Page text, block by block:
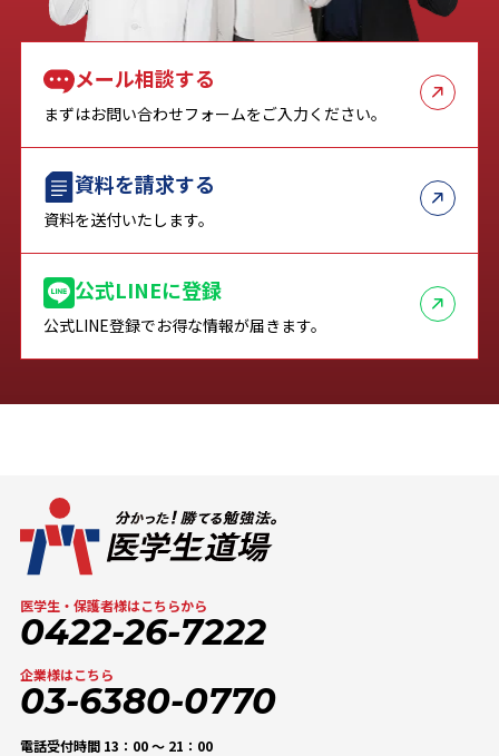
メール相談する
まずはお問い合わせフォームをご入力ください。
資料を請求する
資料を送付いたします。
公式LINEに登録
公式LINE登録でお得な情報が届きます。
医学生・保護者様はこちらから
0422-26-7222
企業様はこちら
03-6380-0770
電話受付時間 13：00 〜 21：00